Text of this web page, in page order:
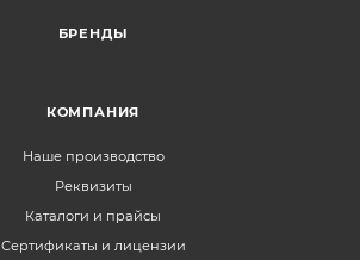
БРЕНДЫ
КОМПАНИЯ
Наше производство
Реквизиты
Каталоги и прайсы
Сертификаты и лицензии